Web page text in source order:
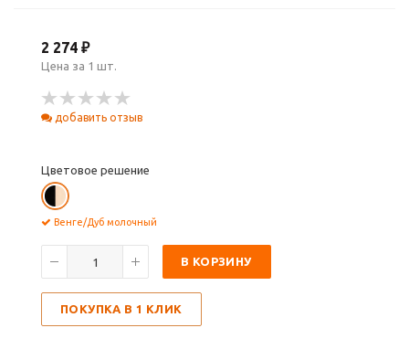
2 274 ₽
Цена за 1 шт.
добавить отзыв
Цветовое решение
Венге/Дуб молочный
В КОРЗИНУ
ПОКУПКА В 1 КЛИК